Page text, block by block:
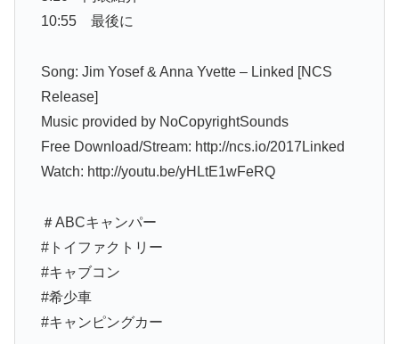
10:55 最後に
Song: Jim Yosef & Anna Yvette – Linked [NCS
Release]
Music provided by NoCopyrightSounds
Free Download/Stream: http://ncs.io/2017Linked
Watch: http://youtu.be/yHLtE1wFeRQ
＃ABCキャンパー
#トイファクトリー
#キャブコン
#希少車
#キャンピングカー